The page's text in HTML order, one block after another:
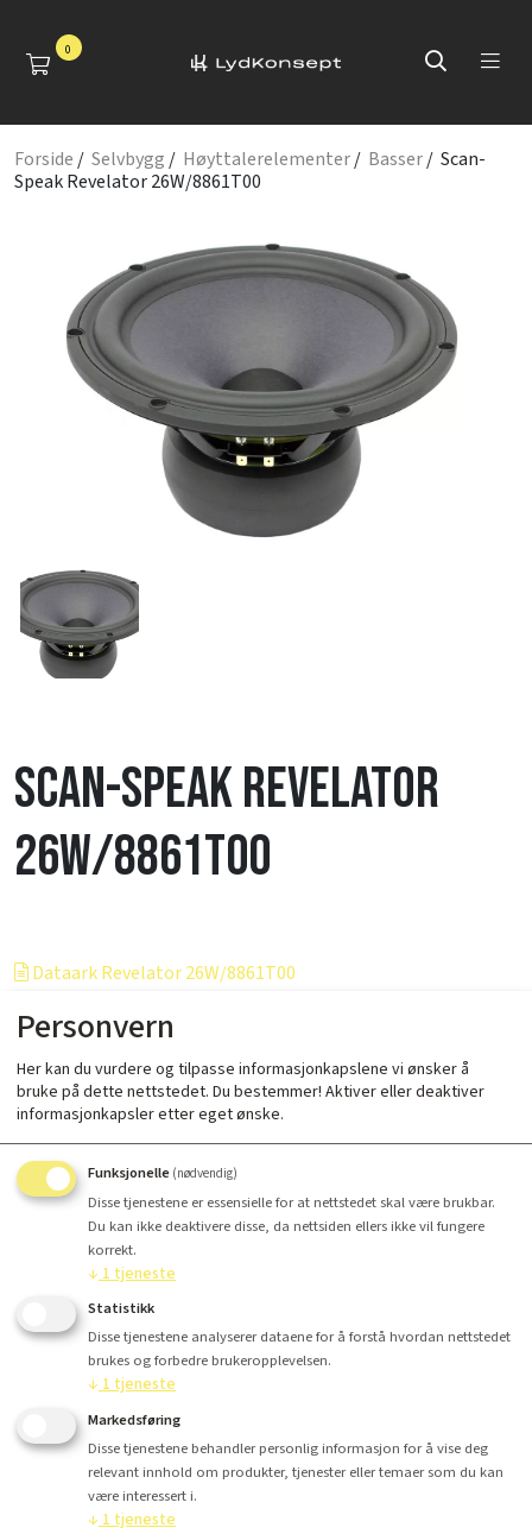
0
Forside / Selvbygg / Høyttalerelementer/ Basser/ Scan-
Speak Revelator 26W/8861T00
Scan-Speak Revelator
26W/8861T00
Dataark Revelator 26W/8861T00
Personvern
Her kan du vurdere og tilpasse informasjonkapslene vi ønsker å
bruke på dette nettstedet. Du bestemmer! Aktiver eller deaktiver
informasjonkapsler etter eget ønske.
Funksjonelle (nødvendig)
Disse tjenestene er essensielle for at nettstedet skal være brukbar.
Du kan ikke deaktivere disse, da nettsiden ellers ikke vil fungere
korrekt.
↓ 1 tjeneste
Statistikk
Disse tjenestene analyserer dataene for å forstå hvordan nettstedet
brukes og forbedre brukeropplevelsen.
↓ 1tjeneste
Markedsføring
Disse tjenestene behandler personlig informasjon for å vise deg
relevant innhold om produkter, tjenester eller temaer som du kan
være interessert i.
↓ 1tjeneste